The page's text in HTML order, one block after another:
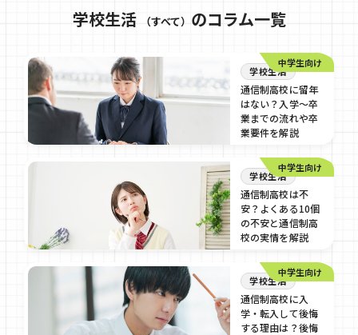
学校生活 （すべて） のコラム一覧
中学生向け
学校生活
通信制高校に留年
はない？入学～卒
業までの流れや卒
業要件を解説
中学生向け
学校生活
通信制高校は不
安？よくある10個
の不安と通信制高
校の実情を解説
中学生向け
学校生活
通信制高校に入
学・転入して後悔
する理由は？後悔